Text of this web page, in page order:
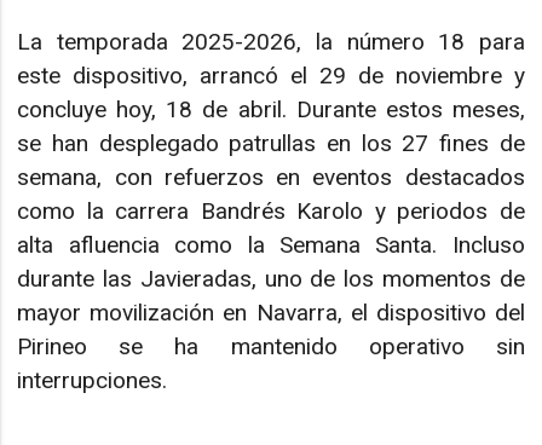
La temporada 2025-2026, la número 18 para
este dispositivo, arrancó el 29 de noviembre y
concluye hoy, 18 de abril. Durante estos meses,
se han desplegado patrullas en los 27 fines de
semana, con refuerzos en eventos destacados
como la carrera Bandrés Karolo y periodos de
alta afluencia como la Semana Santa. Incluso
durante las Javieradas, uno de los momentos de
mayor movilización en Navarra, el dispositivo del
Pirineo se ha mantenido operativo sin
interrupciones.